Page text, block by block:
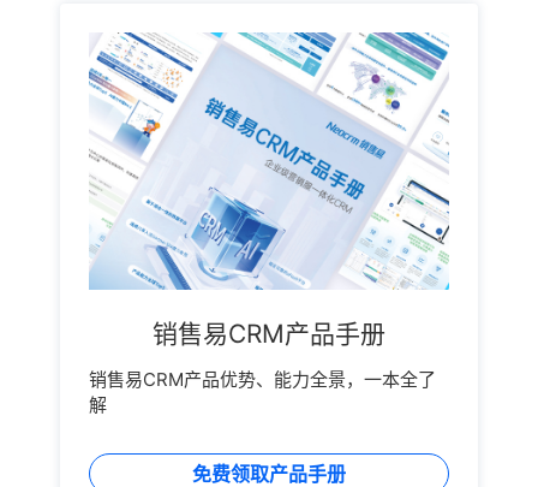
销售易CRM产品手册
销售易CRM产品优势、能力全景，一本全了
解
免费领取产品手册